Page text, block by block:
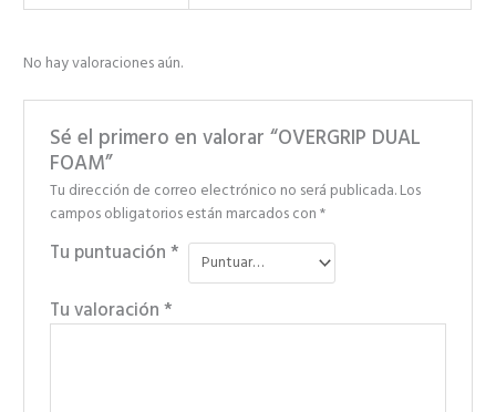
No hay valoraciones aún.
Sé el primero en valorar “OVERGRIP DUAL
FOAM”
Tu dirección de correo electrónico no será publicada.Los
campos obligatorios están marcados con*
Tu puntuación*
Tu valoración*